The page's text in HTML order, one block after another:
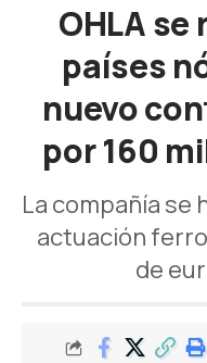
OHLA se
países
nuevo
por 160
La compañía se
actuación
de